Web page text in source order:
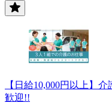
【日給10,000円以上】
歓迎!!